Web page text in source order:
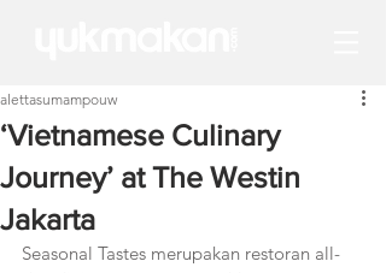
‘Vietnamese Culinary
Journey’ at The Westin
Jakarta
alettasumampouw
Seasonal Tastes merupakan restoran all-